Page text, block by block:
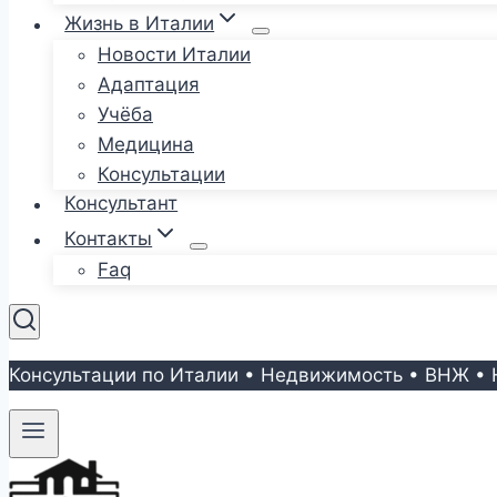
Жизнь в Италии
Новости Италии
Адаптация
Учёба
Медицина
Консультации
Консультант
Контакты
Faq
Консультации по Италии • Недвижимость • ВНЖ •